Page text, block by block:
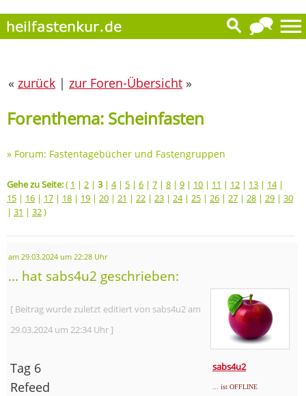
« zurück | zur Foren-Übersicht »
Forenthema: Scheinfasten
» Forum: Fastentagebücher und Fastengruppen
Gehe zu Seite:( 1 | 2 | 3| 4| 5 | 6 | 7 | 8 | 9 | 10 | 11 | 12 | 13 | 14|
15 | 16 | 17 | 18 | 19 | 20 | 21 | 22 | 23 | 24| 25 | 26 | 27 | 28 | 29 | 30
| 31 | 32)
am 29.03.2024 um 22:28 Uhr
... hat sabs4u2 geschrieben:
sabs4u2
... ist OFFLINE
[ Beitrag wurde zuletzt editiert von sabs4u2 am
29.03.2024 um 22:34 Uhr ]
Tag 6
Refeed